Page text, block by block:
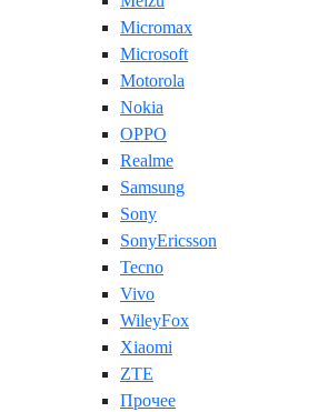
Micromax
Microsoft
Motorola
Nokia
OPPO
Realme
Samsung
Sony
SonyEricsson
Tecno
Vivo
WileyFox
Xiaomi
ZTE
Прочее